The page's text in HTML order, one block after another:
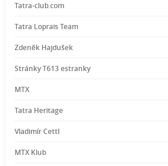
Tatra-club.com
Tatra Loprais Team
Zdeněk Hajdušek
Stránky T613 estranky
MTX
Tatra Heritage
Vladimír Cettl
MTX Klub